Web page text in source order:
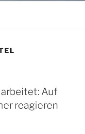
Auf
reagieren